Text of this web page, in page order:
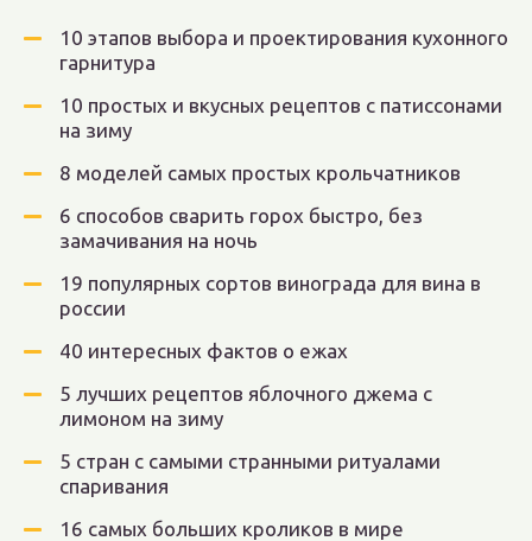
10 этапов выбора и проектирования кухонного
гарнитура
10 простых и вкусных рецептов с патиссонами
на зиму
8 моделей самых простых крольчатников
6 способов сварить горох быстро, без
замачивания на ночь
19 популярных сортов винограда для вина в
россии
40 интересных фактов о ежах
5 лучших рецептов яблочного джема с
лимоном на зиму
5 стран с самыми странными ритуалами
спаривания
16 самых больших кроликов в мире